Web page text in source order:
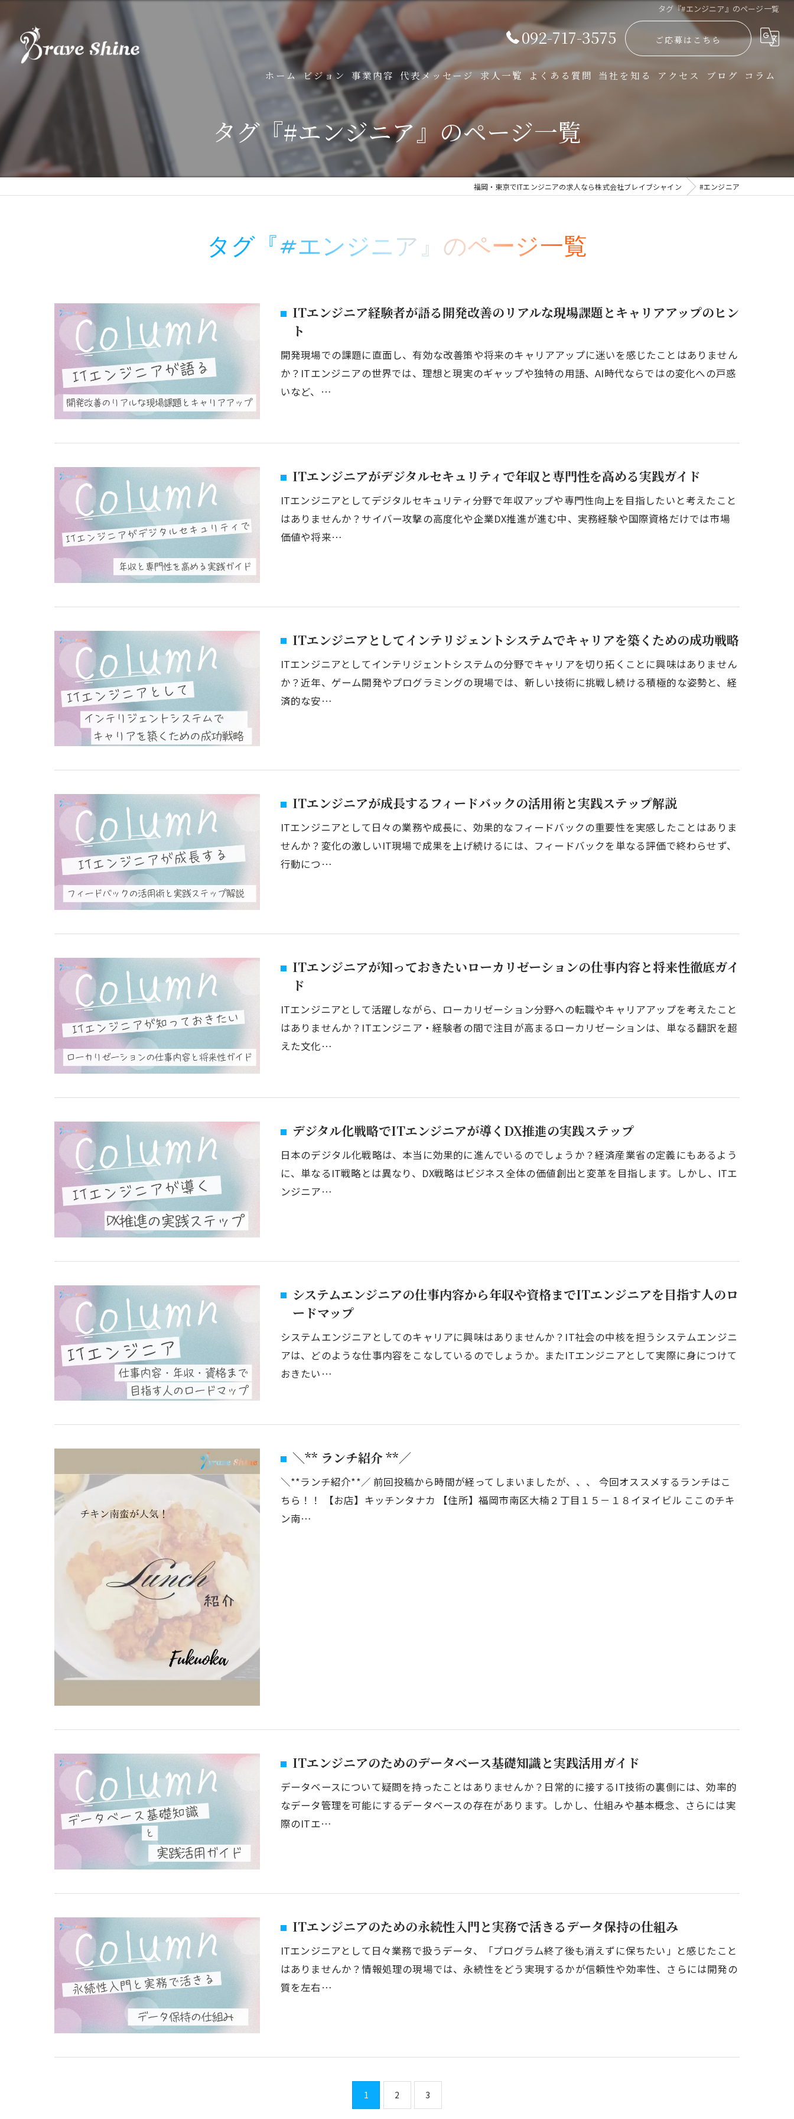
タグ『#エンジニア』のページ一覧
092-717-3575 ご応募はこちら
ホーム ビジョン 事業内容
ITソリューション事業
プロダクション事業
代表メッセージ 求人一覧 よくある質問 当社を知る
正社員
アクセス ブログ コラム
タグ『#エンジニア』のページ一覧
福岡・東京でITエンジニアの求人なら株式会社ブレイブシャイン #エンジニア
タグ『#エンジニア』のページ一覧
ITエンジニア経験者が語る開発改善のリアルな現場課題とキャリアアップのヒン
ト
開発現場での課題に直面し、有効な改善策や将来のキャリアアップに迷いを感じたことはありません
か？ITエンジニアの世界では、理想と現実のギャップや独特の用語、AI時代ならではの変化への戸惑
いなど、…
ITエンジニアがデジタルセキュリティで年収と専門性を高める実践ガイド
ITエンジニアとしてデジタルセキュリティ分野で年収アップや専門性向上を目指したいと考えたこと
はありませんか？サイバー攻撃の高度化や企業DX推進が進む中、実務経験や国際資格だけでは市場
価値や将来…
ITエンジニアとしてインテリジェントシステムでキャリアを築くための成功戦略
ITエンジニアとしてインテリジェントシステムの分野でキャリアを切り拓くことに興味はありません
か？近年、ゲーム開発やプログラミングの現場では、新しい技術に挑戦し続ける積極的な姿勢と、経
済的な安…
ITエンジニアが成長するフィードバックの活用術と実践ステップ解説
ITエンジニアとして日々の業務や成長に、効果的なフィードバックの重要性を実感したことはありま
せんか？変化の激しいIT現場で成果を上げ続けるには、フィードバックを単なる評価で終わらせず、
行動につ…
ITエンジニアが知っておきたいローカリゼーションの仕事内容と将来性徹底ガイ
ド
ITエンジニアとして活躍しながら、ローカリゼーション分野への転職やキャリアアップを考えたこと
はありませんか？ITエンジニア・経験者の間で注目が高まるローカリゼーションは、単なる翻訳を超
えた文化…
デジタル化戦略でITエンジニアが導くDX推進の実践ステップ
日本のデジタル化戦略は、本当に効果的に進んでいるのでしょうか？経済産業省の定義にもあるよう
に、単なるIT戦略とは異なり、DX戦略はビジネス全体の価値創出と変革を目指します。しかし、ITエ
ンジニア…
システムエンジニアの仕事内容から年収や資格までITエンジニアを目指す人のロ
ードマップ
システムエンジニアとしてのキャリアに興味はありませんか？IT社会の中核を担うシステムエンジニ
アは、どのような仕事内容をこなしているのでしょうか。またITエンジニアとして実際に身につけて
おきたい…
＼** ランチ紹介 **／
＼**ランチ紹介**／ 前回投稿から時間が経ってしまいましたが、、、 今回オススメするランチはこ
ちら！！ 【お店】キッチンタナカ 【住所】福岡市南区大楠２丁目１５－１８イヌイビル ここのチキ
ン南…
ITエンジニアのためのデータベース基礎知識と実践活用ガイド
データベースについて疑問を持ったことはありませんか？日常的に接するIT技術の裏側には、効率的
なデータ管理を可能にするデータベースの存在があります。しかし、仕組みや基本概念、さらには実
際のITエ…
ITエンジニアのための永続性入門と実務で活きるデータ保持の仕組み
ITエンジニアとして日々業務で扱うデータ、「プログラム終了後も消えずに保ちたい」と感じたこと
はありませんか？情報処理の現場では、永続性をどう実現するかが信頼性や効率性、さらには開発の
質を左右…
1 2 3